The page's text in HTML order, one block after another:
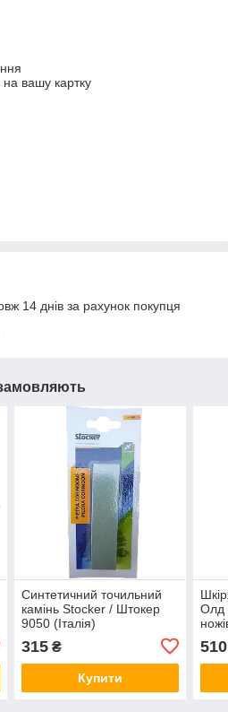
вашу картку
14 днів за рахунок покупця
Синтетичний точильний
камінь Stocker / Штокер
9050 (Італія)
315₴
Купити
Олд
510